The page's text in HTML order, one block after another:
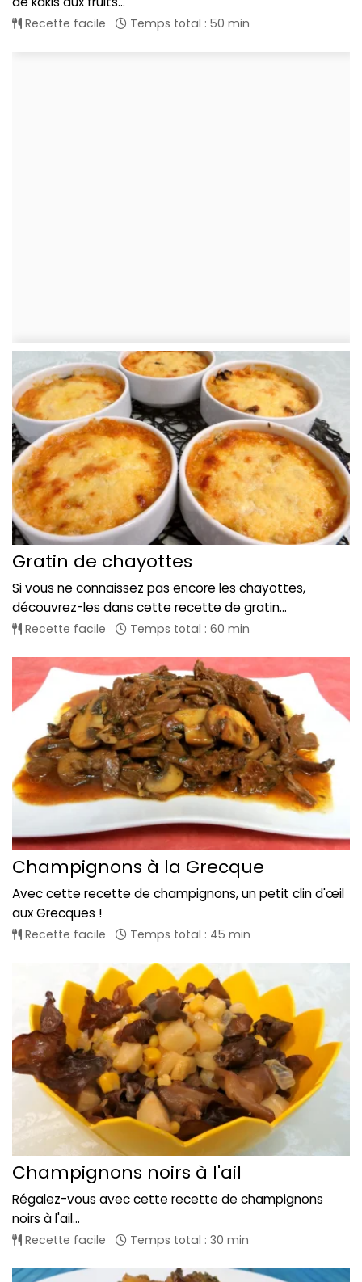
Recette facile Temps total : 50 min
Gratin de chayottes
Si vous ne connaissez pas encore les chayottes,
découvrez-les dans cette recette de gratin...
Recette facile Temps total : 60 min
Champignons à la Grecque
Avec cette recette de champignons, un petit clin d'œil
aux Grecques !
Recette facile Temps total : 45 min
Champignons noirs à l'ail
Régalez-vous avec cette recette de champignons
noirs à l'ail...
Recette facile Temps total : 30 min